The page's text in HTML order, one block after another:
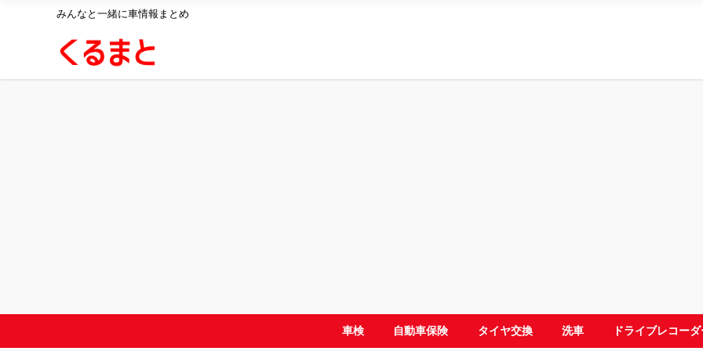
みんなと一緒に車情報まとめ
車検 自動車保険 タイヤ交換 洗車 ドライブレコーダ